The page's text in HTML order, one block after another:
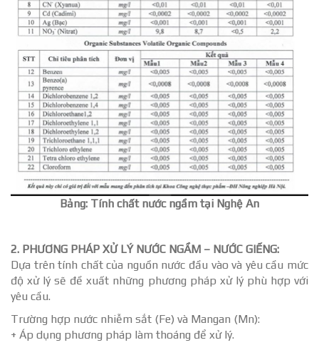
Bảng: Tính chất nước ngầm tại Nghệ An
2. PHƯƠNG PHÁP XỬ LÝ NƯỚC NGẦM – NƯỚC GIẾNG:
Dựa trên tính chất của nguồn nước đầu vào và yêu cầu mức
độ xử lý sẽ đề xuất những phương pháp xử lý phù hợp với
yêu cầu.
Trường hợp nước nhiễm sắt (Fe) và Mangan (Mn):
+ Áp dụng phương pháp làm thoáng để xử lý.